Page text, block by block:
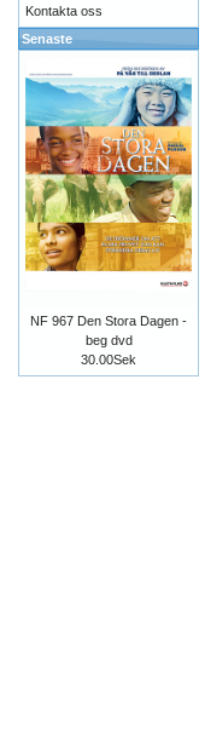
Kontakta oss
Senaste
NF 967 Den Stora Dagen -
beg dvd
30.00Sek